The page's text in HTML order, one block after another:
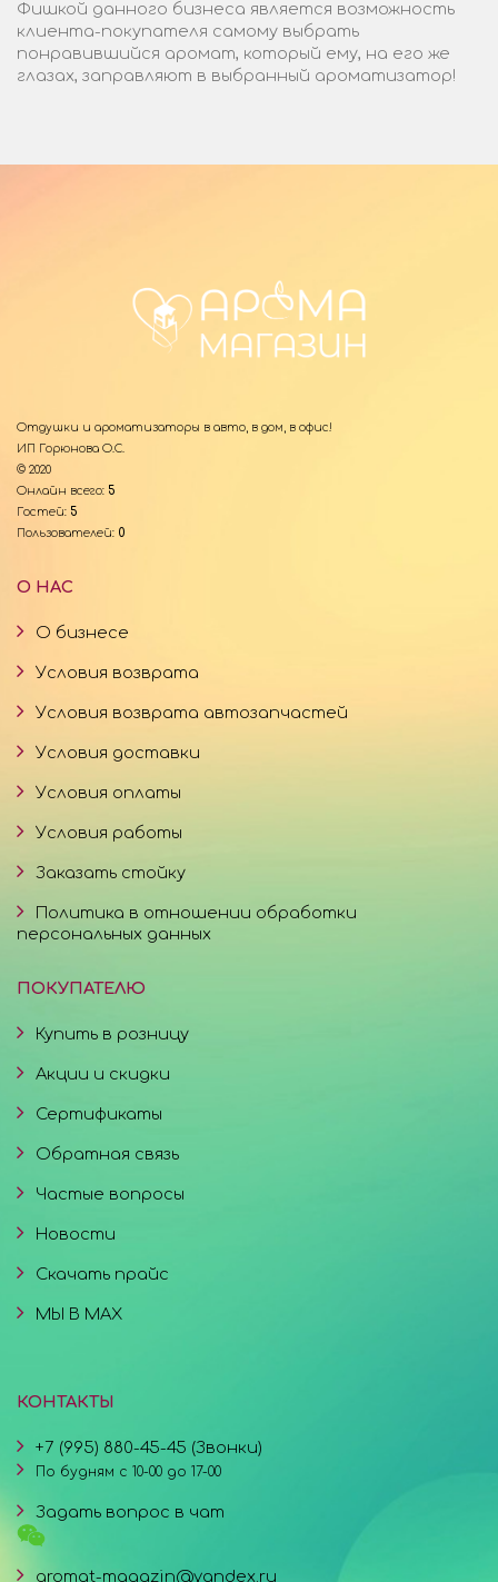
Фишкой данного бизнеса является возможность
клиента-покупателя самому выбрать
понравившийся аромат, который ему, на его же
глазах, заправляют в выбранный ароматизатор!
Отдушки и ароматизаторы в авто, в дом, в офис!
ИП Горюнова О.С.
© 2020
Онлайн всего: 5
Гостей: 5
Пользователей: 0
О НАС
О бизнесе
Условия возврата
Условия возврата автозапчастей
Условия доставки
Условия оплаты
Условия работы
Заказать стойку
Политика в отношении обработки
персональных данных
ПОКУПАТЕЛЮ
Купить в розницу
Акции и скидки
Сертификаты
Обратная связь
Частые вопросы
Новости
Скачать прайс
МЫ В MAX
КОНТАКТЫ
+7 (995) 880-45-45 (Звонки)
По будням с 10-00 до 17-00
Задать вопрос в чат
aromat-magazin@yandex.ru